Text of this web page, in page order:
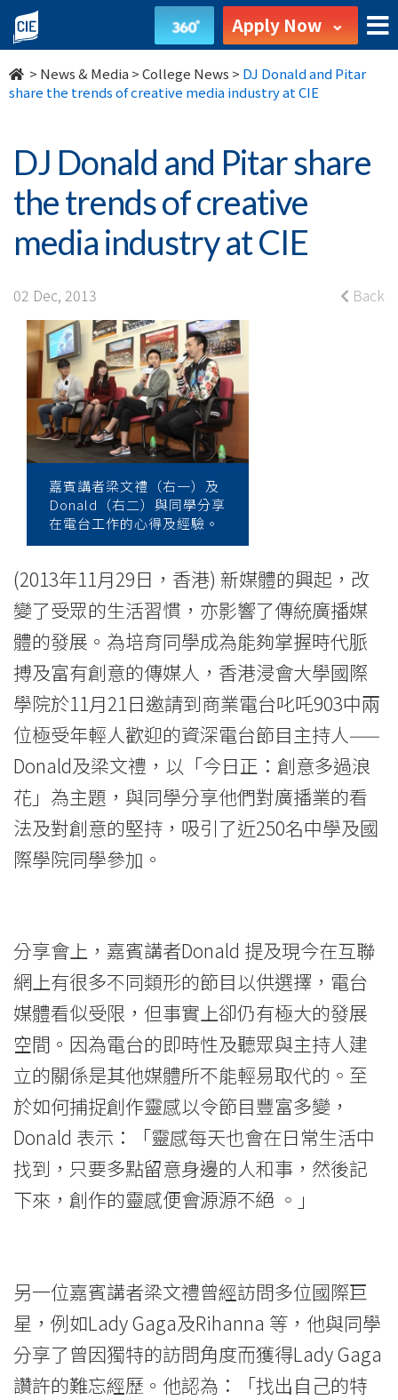
DJ
Donald
and
share
the
trends
of
creative
media
industry
at
CIE
College
News
College
of
International
Education
Hong
Baptist
University
Apply Now
> News & Media >College News > DJ Donald and Pitar
share the trends of creative media industry at CIE
DJ Donald and Pitar share
the trends of creative
media industry at CIE
02 Dec, 2013 Back
嘉賓講者梁文禮（右一）及
Donald（右二）與同學分享
在電台工作的心得及經驗。
(2013年11月29日，香港) 新媒體的興起，改
變了受眾的生活習慣，亦影響了傳統廣播媒
體的發展。為培育同學成為能夠掌握時代脈
搏及富有創意的傳媒人，香港浸會大學國際
學院於11月21日邀請到商業電台叱吒903中兩
位極受年輕人歡迎的資深電台節目主持人——
Donald及梁文禮，以「今日正：創意多過浪
花」為主題，與同學分享他們對廣播業的看
法及對創意的堅持，吸引了近250名中學及國
際學院同學參加。
分享會上，嘉賓講者Donald 提及現今在互聯
網上有很多不同類形的節目以供選擇，電台
媒體看似受限，但事實上卻仍有極大的發展
空間。因為電台的即時性及聽眾與主持人建
立的關係是其他媒體所不能輕易取代的◦至
於如何捕捉創作靈感以令節目豐富多變，
Donald 表示：「靈感每天也會在日常生活中
找到，只要多點留意身邊的人和事，然後記
下來，創作的靈感便會源源不絕 ◦」
另一位嘉賓講者梁文禮曾經訪問多位國際巨
星，例如Lady Gaga及Rihanna 等，他與同學
分享了曾因獨特的訪問角度而獲得Lady Gaga
讚許的難忘經歷。他認為：「找出自己的特